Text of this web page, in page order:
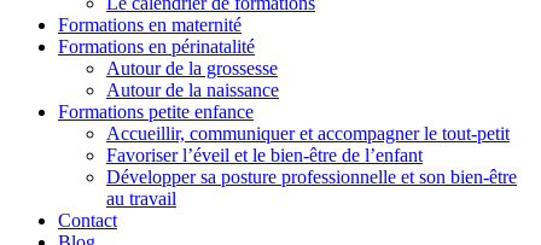
Formations en maternité
Formations en périnatalité
Autour de la grossesse
Autour de la naissance
Formations petite enfance
Accueillir, communiquer et accompagner le tout-petit
Favoriser l’éveil et le bien-être de l’enfant
Développer sa posture professionnelle et son bien-être
au travail
Contact